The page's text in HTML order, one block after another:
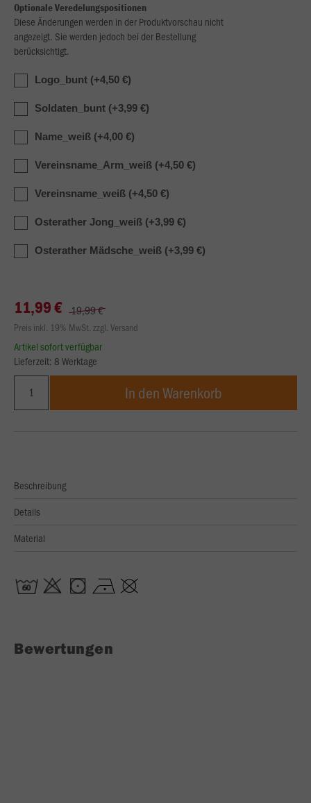
Optionale Veredelungspositionen
Diese Änderungen werden in der Produktvorschau nicht
angezeigt. Sie werden jedoch bei der Bestellung
berücksichtigt.
Logo_bunt (+4,50 €)
Soldaten_bunt (+3,99 €)
Name_weiß (+4,00 €)
Vereinsname_Arm_weiß (+4,50 €)
Vereinsname_weiß (+4,50 €)
Osterather Jong_weiß (+3,99 €)
Osterather Mädsche_weiß (+3,99 €)
11,99 € 19,99 €
Preis inkl. 19% MwSt. zzgl. Versand
Artikel sofort verfügbar
Lieferzeit: 8 Werktage
In den Warenkorb
Beschreibung
Details
Material
Bewertungen